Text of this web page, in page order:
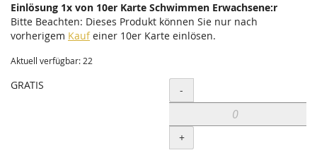
Einlösung 1x von 10er Karte Schwimmen Erwachsene:r
Bitte Beachten: Dieses Produkt können Sie nur nach
vorherigem Kaufeiner 10er Karte einlösen.
Aktuell verfügbar: 22
GRATIS Menge
-
+